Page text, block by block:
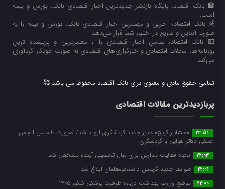
🏦 بانک اقتصاد، پایگاه بازنشر جدیدترین اخبار اقتصادی بانک، بورس و بیمه
است.
💰 بانک اقتصاد، آخرین و مهمترین اخبار اقتصادی بانک، بورس و بیمه را به
صورت آنلاین و سریع در اختیار شما قرار می‌‌دهد.
💵 بانک اقتصاد، تمامی اخبار اقتصادی را از معتبرترین و پربیننده ترین
روزنامه‌ها، مجلات اقتصادی و خبرگزاری‌های اقتصادی به صورت خودکار گردآوری
می‌کند.
تمامی حقوق مادی و معنوی برای بانک اقتصاد محفوظ می باشد 🥰
پربازدیدترین مقالات اقتصادی
23:51
«خشایار گریچ» مدیر جدید گردشگری اروند شد/ ضرورت تاسیس انجمن
صنفی دفاتر هوایی و گردشگری
22:03 نحوه فعالیت مدارس برای سال تحصیلی آینده مشخص شد
22:01 ضوابط جدید گزینش دانشجومعلمان ابلاغ شد
22:00 موضع وزارت بهداشت درباره ظرفیت پزشکی کنکور ۱۴۰۵